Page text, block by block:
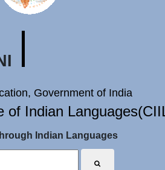
Government of India
of Indian
Indian Languages